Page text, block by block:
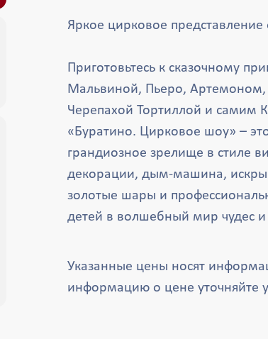
Яркое цирковое
Приготовьтесь к сказочному
Мальвиной, Пьеро,
Черепахой Тортиллой и самим
«Буратино. Цирковое шоу» –
грандиозное зрелище в стиле
декорации, дым-машина,
золотые шары и
детей в волшебный мир чудес
Указанные цены носят
информацию о цене уточняйте